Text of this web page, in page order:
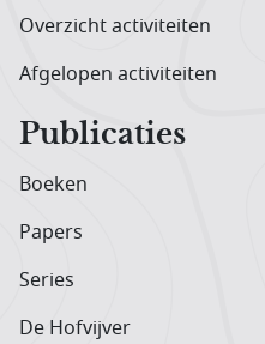
Overzicht activiteiten
Afgelopen activiteiten
Publicaties
Boeken
Papers
Series
De Hofvijver